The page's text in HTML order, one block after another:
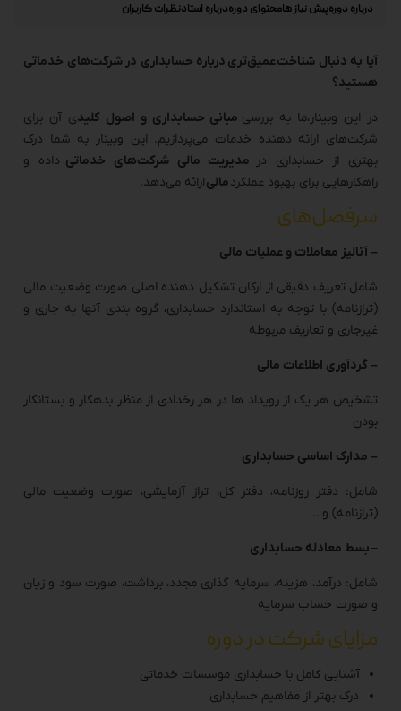
درباره دورهپیش نیاز هامحتوای دورهدرباره استادنظرات کاربران
آیا به دنبال شناخت عمیق‌تری درباره حسابداری در شرکت‌های خدماتی
هستید؟
در این وبینار،ما به بررسی مبانی حسابداری و اصول کلیدی آن برای
شرکت‌های ارائه دهنده خدمات می‌پردازیم. این وبینار به شما درک
بهتری از حسابداری در مدیریت مالی شرکت‌های خدماتی داده و
راهکارهایی برای بهبود عملکردمالیارائه می‌دهد.
سرفصل‌های
– آنالیز معاملات و عملیات مالی
شامل تعریف دقیقی از ارکان تشکیل دهنده اصلی صورت وضعیت مالی
(ترازنامه) با توجه به استاندارد حسابداری، گروه بندی آنها به جاری و
غیرجاری و تعاریف مربوطه
– گردآوری اطلاعات مالی
تشخیص هر یک از رویداد ها در هر رخدادی از منظر بدهکار و بستانکار
بودن
– ⁠مدارک اساسی حسابداری
شامل: دفتر روزنامه، دفتر کل، تراز آزمایشی، صورت وضعیت مالی
(ترازنامه) و …
–بسط معادله حسابداری
شامل: درآمد، هزینه، سرمایه گذاری مجدد، برداشت، صورت سود و زیان
و صورت حساب سرمایه
مزایای شرکت در دوره
آشنایی کامل با حسابداری موسسات خدماتی
درک بهتر از مفاهیم حسابداری